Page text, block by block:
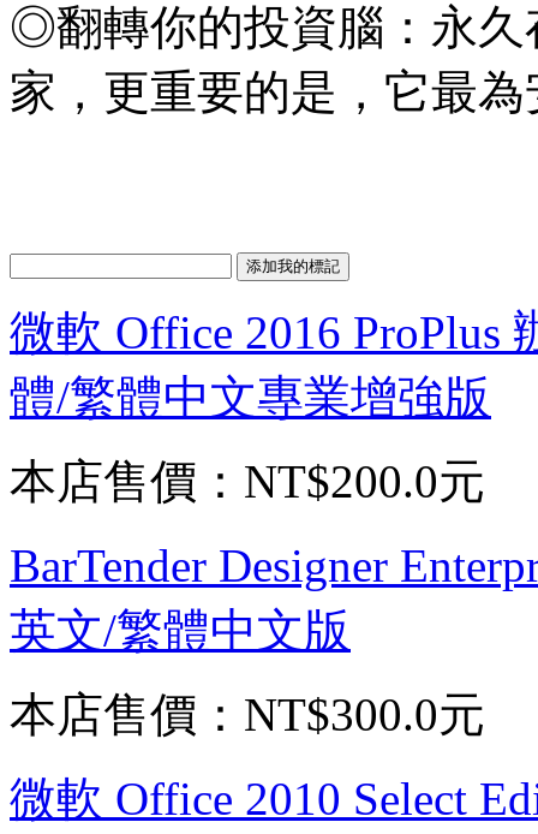
◎翻轉你的投資腦：永久
家，更重要的是，它最為
微軟 Office 2016
體/繁體中文專業增強版
本店售價： NT$200.0元
BarTender Designer
英文/繁體中文版
本店售價： NT$300.0元
微軟 Office 2010 Select